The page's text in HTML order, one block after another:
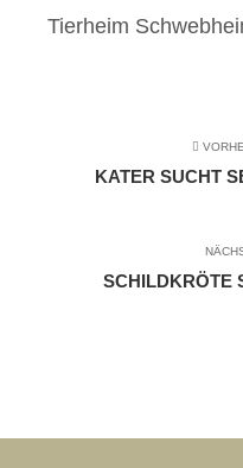
Tierheim
KATER SUCHT
SCHILDKRÖTE